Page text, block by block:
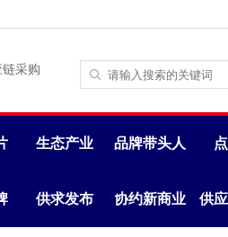
采购
生态产业 品牌带头人
供求发布 协约新商业 供